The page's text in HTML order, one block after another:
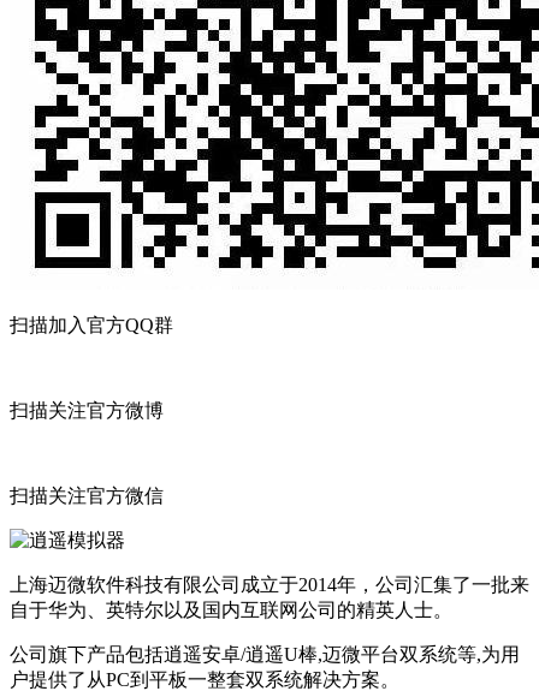
扫描加入官方QQ群
扫描关注官方微博
扫描关注官方微信
上海迈微软件科技有限公司成立于2014年，公司汇集了一批来
自于华为、英特尔以及国内互联网公司的精英人士。
公司旗下产品包括逍遥安卓/逍遥U棒,迈微平台双系统等,为用
户提供了从PC到平板一整套双系统解决方案。